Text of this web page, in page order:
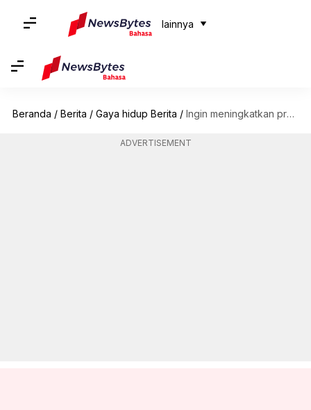
lainnya
Beranda / Berita / Gaya hidup Berita / Ingin meningkatkan produktivitas kerja? Cobalah kiat-kiat dekorasi meja berikut ini
ADVERTISEMENT